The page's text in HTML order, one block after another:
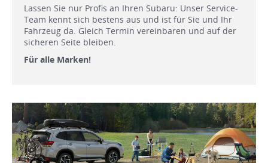
Lassen Sie nur Profis an Ihren Subaru: Unser Service-
Team kennt sich bestens aus und ist für Sie und Ihr
Fahrzeug da. Gleich Termin vereinbaren und auf der
sicheren Seite bleiben.
Für alle Marken!